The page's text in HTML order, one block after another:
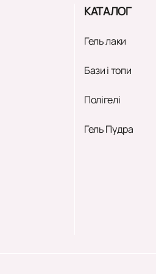
КАТАЛОГ
Гель лаки
Бази і топи
Полігелі
Гель Пудра